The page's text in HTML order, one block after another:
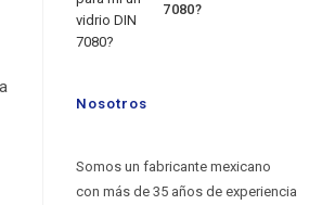
7080?
Nosotros
Somos un fabricante mexicano
con más de 35 años de experiencia